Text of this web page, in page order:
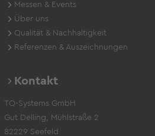
Messen & Events
Über uns
Qualität & Nachhaltigkeit
Referenzen & Auszeichnungen
Kontakt
TQ-Systems GmbH
Gut Delling, Mühlstraße 2
82229 Seefeld